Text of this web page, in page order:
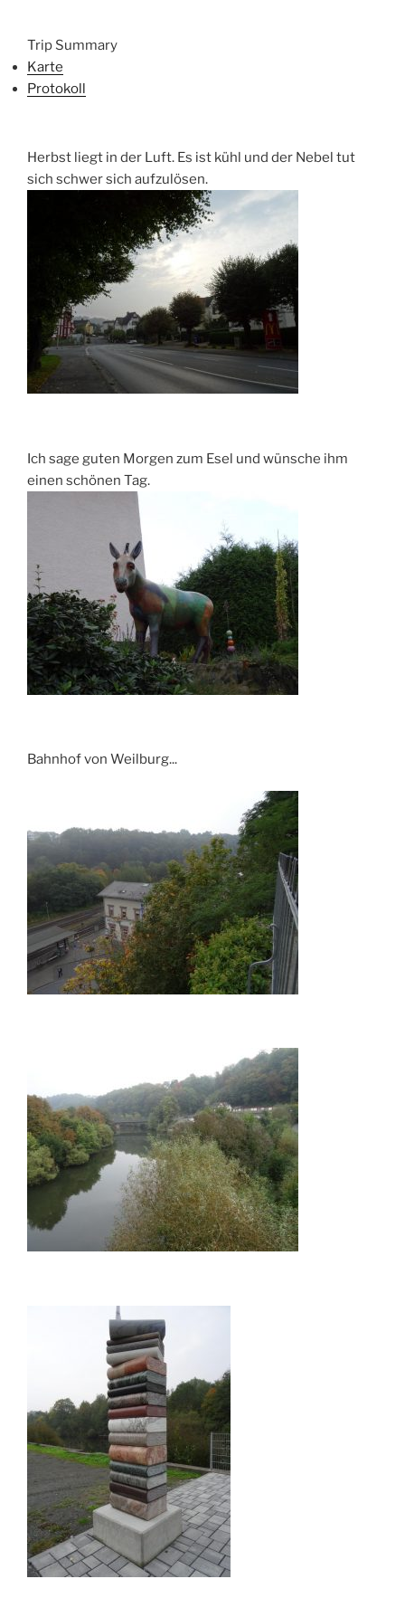
Trip Summary
Karte
Protokoll
Herbst liegt in der Luft. Es ist kühl und der Nebel tut
sich schwer sich aufzulösen.
Ich sage guten Morgen zum Esel und wünsche ihm
einen schönen Tag.
Bahnhof von Weilburg...